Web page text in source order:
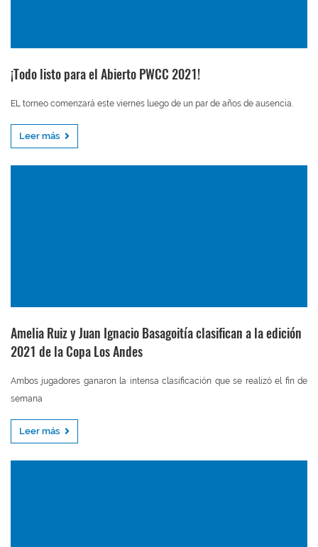
¡Todo listo para el Abierto PWCC 2021!
EL torneo comenzará este viernes luego de un par de años de ausencia.
Leer más
Amelia Ruiz y Juan Ignacio Basagoitía clasifican a la edición
2021 de la Copa Los Andes
Ambos jugadores ganaron la intensa clasificación que se realizó el fin de
semana
Leer más